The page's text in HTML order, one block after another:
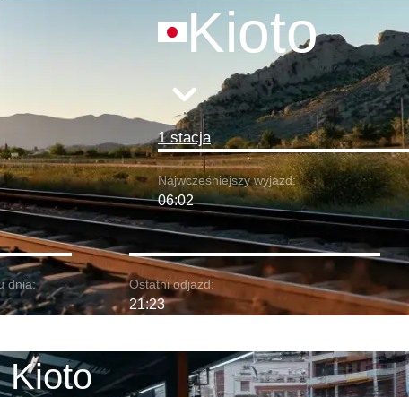
Kioto
1 stacja
Najwcześniejszy wyjazd:
06:02
dnia: Ostatni odjazd:
21:23
Kioto